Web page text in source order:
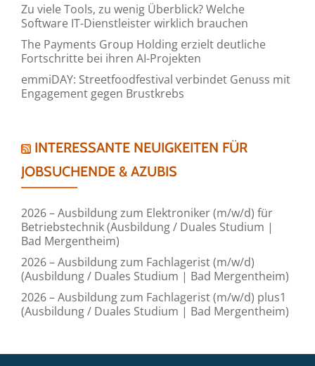
Zu viele Tools, zu wenig Überblick? Welche
Software IT-Dienstleister wirklich brauchen
The Payments Group Holding erzielt deutliche
Fortschritte bei ihren AI-Projekten
emmiDAY: Streetfoodfestival verbindet Genuss mit
Engagement gegen Brustkrebs
INTERESSANTE NEUIGKEITEN FÜR
JOBSUCHENDE & AZUBIS
2026 – Ausbildung zum Elektroniker (m/w/d) für
Betriebstechnik (Ausbildung / Duales Studium |
Bad Mergentheim)
2026 – Ausbildung zum Fachlagerist (m/w/d)
(Ausbildung / Duales Studium | Bad Mergentheim)
2026 – Ausbildung zum Fachlagerist (m/w/d) plus1
(Ausbildung / Duales Studium | Bad Mergentheim)